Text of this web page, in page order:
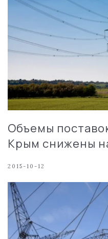
Объемы
Крым снижены
2015-10-12